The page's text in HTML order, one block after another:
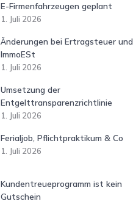
E-Firmenfahrzeugen geplant
1. Juli 2026
Änderungen bei Ertragsteuer und
ImmoESt
1. Juli 2026
Umsetzung der
Entgelttransparenzrichtlinie
1. Juli 2026
Ferialjob, Pflichtpraktikum & Co
1. Juli 2026
Kundentreueprogramm ist kein
Gutschein